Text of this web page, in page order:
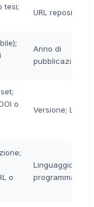
tesi;
URL repository
Anno di
pubblicazione/
o
Versione;
o
Linguaggio di